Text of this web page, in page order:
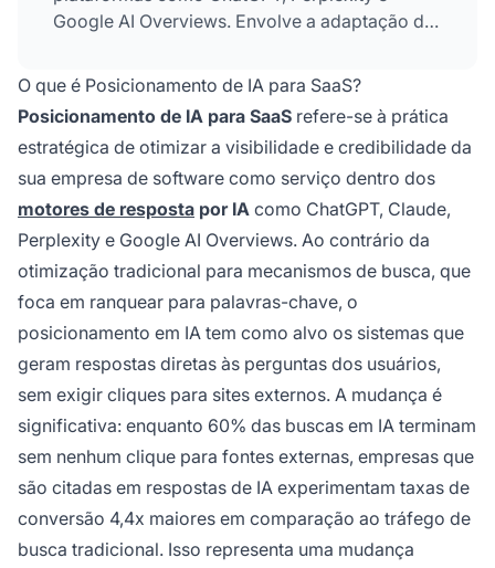
Google AI Overviews. Envolve a adaptação de
para garantir que empresas SaaS apareçam
em destaque quando sistemas de IA
respondem a consultas relacionadas à
tecnologia, atingindo assim decisores que
dependem da IA para recomendações e
insights sobre softwares.
O que é Posicionamento de IA para SaaS?
Posicionamento de IA para SaaS refere-se à prática
estratégica de otimizar a visibilidade e credibilidade da
sua empresa de software como serviço dentro dos
motores de resposta por IA como ChatGPT, Claude,
Perplexity e Google AI Overviews. Ao contrário da
otimização tradicional para mecanismos de busca, que
foca em ranquear para palavras-chave, o
posicionamento em IA tem como alvo os sistemas que
geram respostas diretas às perguntas dos usuários,
sem exigir cliques para sites externos. A mudança é
significativa: enquanto 60% das buscas em IA terminam
sem nenhum clique para fontes externas, empresas que
são citadas em respostas de IA experimentam taxas de
conversão 4,4x maiores em comparação ao tráfego de
busca tradicional. Isso representa uma mudança